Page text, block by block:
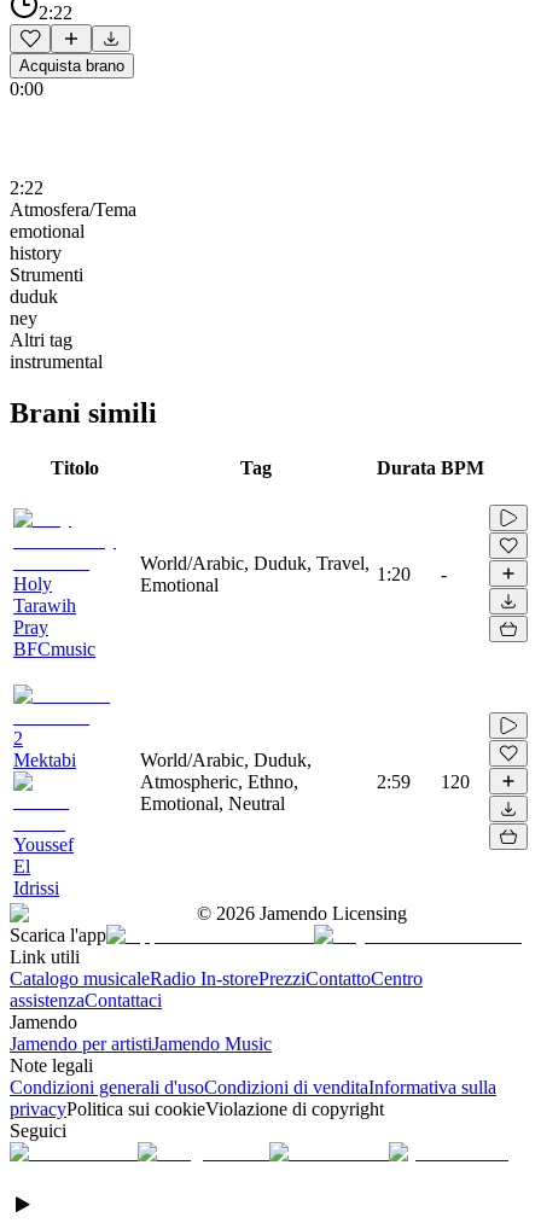
2:22
Acquista brano
0:00
2:22
Atmosfera/Tema
emotional
history
Strumenti
duduk
ney
Altri tag
instrumental
Brani simili
Titolo Tag Durata BPM
Holy
Tarawih
Pray
BFCmusic
World/Arabic, Duduk, Travel,
Emotional
1:20 -
2
Mektabi
Youssef
El
Idrissi
World/Arabic, Duduk,
Atmospheric, Ethno,
Emotional, Neutral
2:59 120
© 2026 Jamendo Licensing
Scarica l'app
Link utili
Catalogo musicaleRadio In-storePrezziContattoCentro
assistenzaContattaci
Jamendo
Jamendo per artistiJamendo Music
Note legali
Condizioni generali d'usoCondizioni di venditaInformativa sulla
privacyPolitica sui cookieViolazione di copyright
Seguici